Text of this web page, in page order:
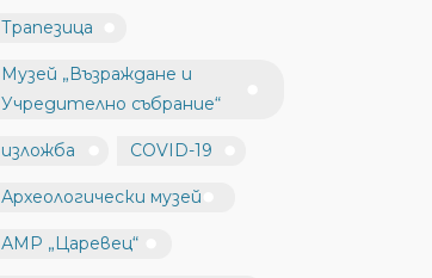
Трапезица
Музей „Възраждане и
Учредително събрание“
изложба COVID-19
Археологически музей
АМР „Царевец“